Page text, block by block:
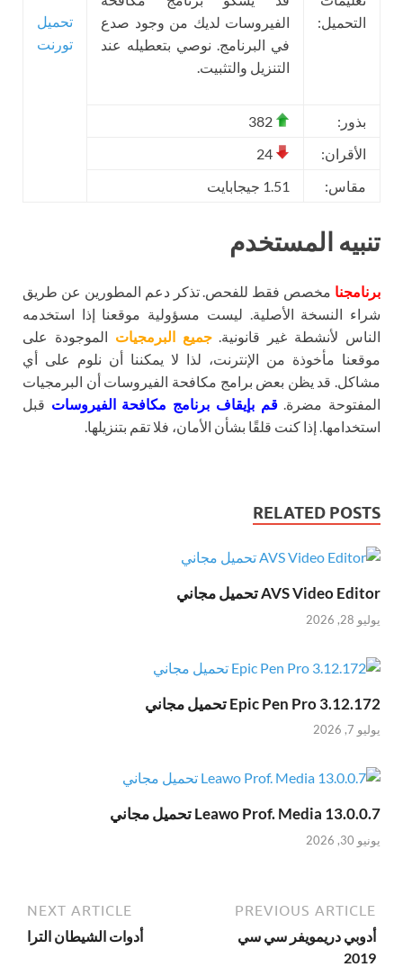
تحميل
تورنت
التحميل:
الفيروسات لديك من وجود صدع
في البرنامج. نوصي بتعطيله عند
التنزيل والتثبيت.
بذور:
الأقران:
مقاس:
1.51 جيجابايت
تنبيه المستخدم
برنامجنا مخصص فقط للفحص. تذكر دعم المطورين عن طريق
شراء النسخة الأصلية. ليست مسؤولية موقعنا إذا استخدمه
الناس لأنشطة غير قانونية.جميع البرمجيات الموجودة على
موقعنا مأخوذة من الإنترنت، لذا لا يمكننا أن نلوم على أي
مشاكل. قد يظن بعض برامج مكافحة الفيروسات أن البرمجيات
المفتوحة مضرة.قم بإيقاف برنامج مكافحة الفيروسات قبل
استخدامها. إذا كنت قلقًا بشأن الأمان، فلا تقم بتنزيلها.
RELATED POSTS
AVS Video Editor تحميل مجاني
يوليو 28, 2026
Epic Pen Pro 3.12.172 تحميل مجاني
يوليو 7, 2026
Leawo Prof. Media 13.0.0.7 تحميل مجاني
يونيو 30, 2026
PREVIOUS ARTICLE
أدوبي دريمويفر سي سي
2019
NEXT ARTICLE
أدوات الشيطان الترا